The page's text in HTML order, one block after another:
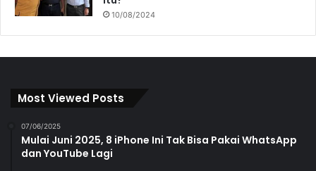
10/08/2024
Most Viewed Posts
07/06/2025
Mulai Juni 2025, 8 iPhone Ini Tak Bisa Pakai WhatsApp
dan YouTube Lagi